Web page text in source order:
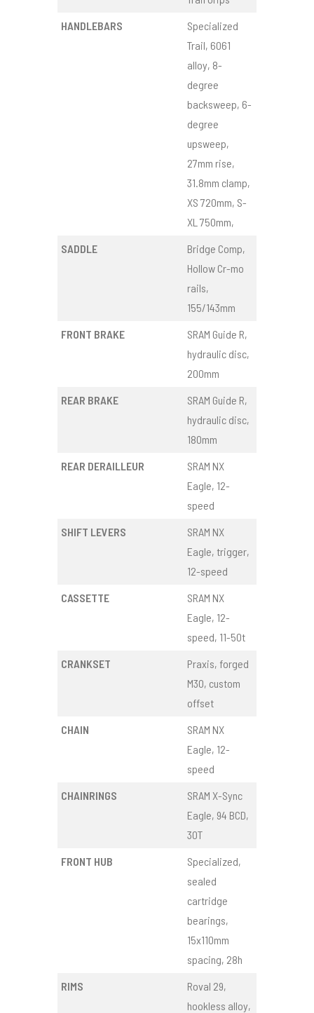
HANDLEBARS
Specialized
Trail, 6061
alloy, 8-
degree
backsweep, 6-
degree
upsweep,
27mm rise,
31.8mm clamp,
XS 720mm, S-
XL 750mm,
SADDLE
Bridge Comp,
Hollow Cr-mo
rails,
155/143mm
FRONT BRAKE
SRAM Guide R,
hydraulic disc,
200mm
REAR BRAKE
SRAM Guide R,
hydraulic disc,
180mm
REAR DERAILLEUR
SRAM NX
Eagle, 12-
speed
SHIFT LEVERS
SRAM NX
Eagle, trigger,
12-speed
CASSETTE
SRAM NX
Eagle, 12-
speed, 11-50t
CRANKSET
Praxis, forged
M30, custom
offset
CHAIN
SRAM NX
Eagle, 12-
speed
CHAINRINGS
SRAM X-Sync
Eagle, 94 BCD,
30T
FRONT HUB
Specialized,
sealed
cartridge
bearings,
15x110mm
spacing, 28h
RIMS
Roval 29,
hookless alloy,